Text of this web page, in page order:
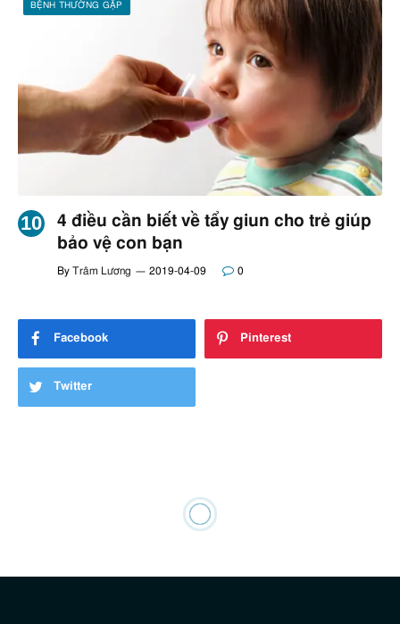
BỆNH THƯỜNG GẶP
4 điều cần biết về tẩy giun cho trẻ giúp
bảo vệ con bạn
By Trâm Lương 2019-04-09 0
Facebook Pinterest
Twitter